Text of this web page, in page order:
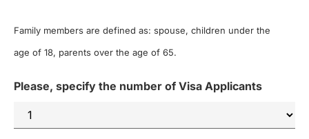
Family members are defined as: spouse, children under the
age of 18, parents over the age of 65.
Please, specify the number of Visa Applicants